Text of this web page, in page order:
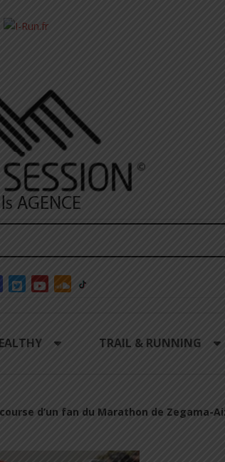
TRAIL & RUNNING
d’un fan du Marathon de Zegama-